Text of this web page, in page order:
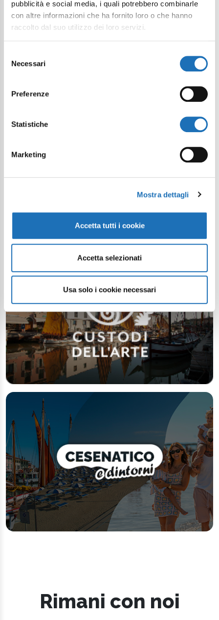
pubblicità e social media, i quali potrebbero combinarle
con altre informazioni che ha fornito loro o che hanno
raccolto dal suo utilizzo dei loro servizi.
delNecessari
Preferenze
Statistiche
Marketing
Mostra dettagli
Accetta tutti i cookie
Accetta selezionati
Usa solo i cookie necessari
Rimani con noi